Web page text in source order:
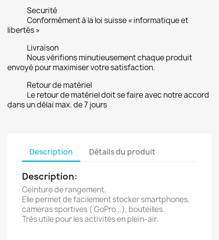
Securité
Conformément à la loi suisse « informatique et
libertés »
Livraison
Nous vérifions minutieusement chaque produit
envoyé pour maximiser votre satisfaction.
Retour de matériel
Le retour de matériel doit se faire avec notre accord
dans un délai max. de 7 jours
Description Détails du produit
Description:
Ceinture de rangement.
Elle permet de facilement stocker smartphones,
cameras sportives ( GoPro...), bouteilles.
Très utile pour les activités en plein-air.